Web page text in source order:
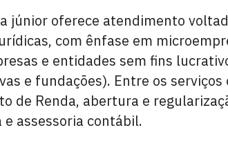
júnior oferece atendimento
com ênfase em
e entidades sem fins
e fundações). Entre os
de Renda, abertura e
e assessoria contábil.